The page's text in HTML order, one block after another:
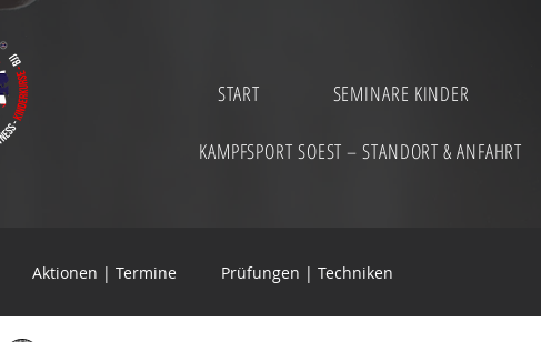
START SEMINARE KINDER
KAMPFSPORT SOEST – STANDORT & ANFAHRT
Aktionen | Termine Prüfungen | Techniken